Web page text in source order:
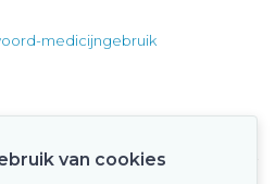
medicijngebruik
van cookies